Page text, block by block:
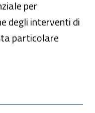
per
degli interventi di
particolare